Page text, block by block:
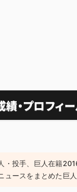
・プロフィ
・投手、巨人在籍
ュースをまとめた巨